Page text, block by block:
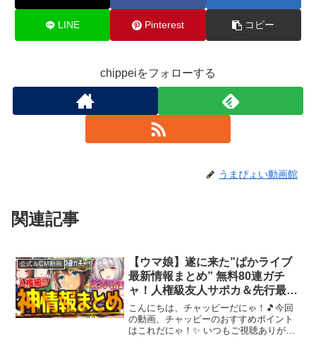
LINE Pinterest コピー
chippeiをフォローする
うまぴょい動画館
関連記事
公式＆CM動画
【ウマ娘】遂に来た”ぱかライブ
最新情報まとめ” 無料80連ガチ
ャ！人権級友人サポカ＆先行最強
トウカイテイオー？温泉新シナリ
オ！キャンペーン情報！アップデ
ート！新衣装トランセンド/友人
こんにちは、チャッピーだにゃ！🎵今回
の動画、チャッピーのおすすめポイント
はこれだにゃ！✨ いつもご視聴ありがと